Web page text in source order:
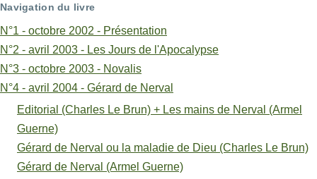
pour
Nerval
vers
l'Orient
(Jean
Moncelon)
Navigation du livre
N°1 - octobre 2002 - Présentation
N°2 - avril 2003 - Les Jours de l'Apocalypse
N°3 - octobre 2003 - Novalis
N°4 - avril 2004 - Gérard de Nerval
Editorial (Charles Le Brun) + Les mains de Nerval (Armel
Guerne)
Gérard de Nerval ou la maladie de Dieu (Charles Le Brun)
Gérard de Nerval (Armel Guerne)